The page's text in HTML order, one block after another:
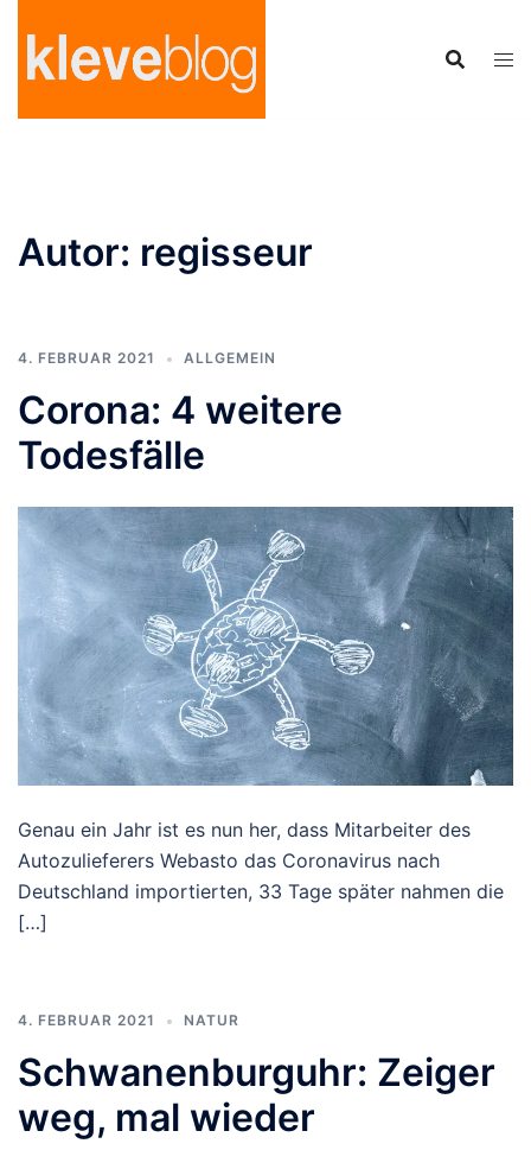
Inhalt
springen
Autor: regisseur
4. FEBRUAR 2021 ALLGEMEIN
Corona: 4 weitere
Todesfälle
Genau ein Jahr ist es nun her, dass Mitarbeiter des
Autozulieferers Webasto das Coronavirus nach
Deutschland importierten, 33 Tage später nahmen die
[…]
4. FEBRUAR 2021 NATUR
Schwanenburguhr: Zeiger
weg, mal wieder